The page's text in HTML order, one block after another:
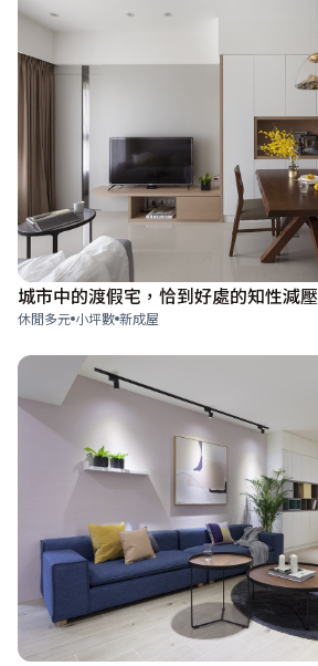
城市中的渡假宅，恰到好處的知性減壓
休閒多元 小坪數 新成屋